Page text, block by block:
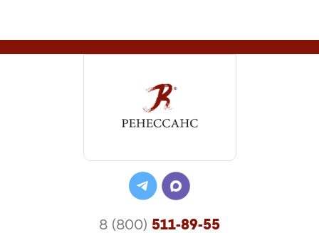
8 (800) 511-89-55